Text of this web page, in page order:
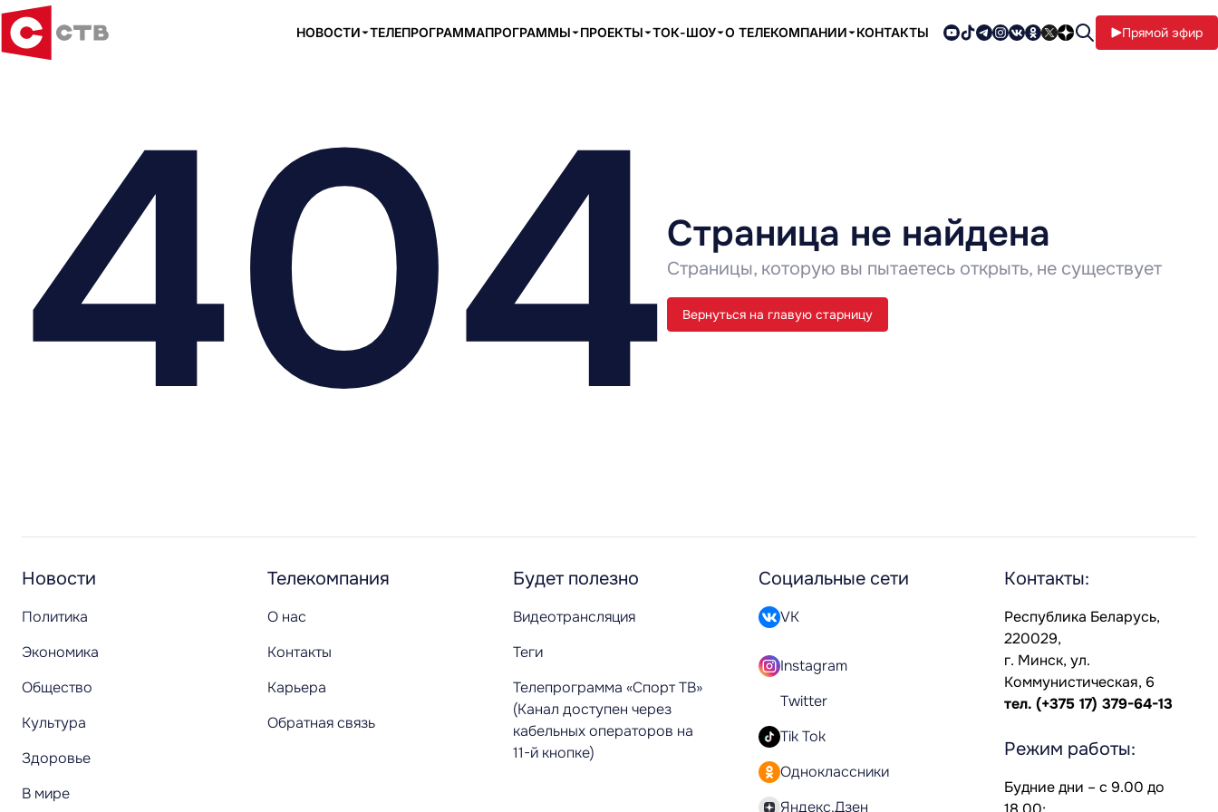
НОВОСТИ ТЕЛЕПРОГРАММАПРОГРАММЫ ПРОЕКТЫ ТОК-ШОУ О ТЕЛЕКОМПАНИИ КОНТАКТЫ Прямой эфир
404 Страница не найдена
Страницы, которую вы пытаетесь открыть, не существует
Вернуться на главую старницу
Новости
Политика
Экономика
Общество
Культура
Здоровье
В мире
Телекомпания
О нас
Контакты
Карьера
Обратная связь
Будет полезно
Видеотрансляция
Теги
Телепрограмма «Спорт ТВ»
(Канал доступен через
кабельных операторов на
11-й кнопке)
Социальные сети
VK
Instagram
Twitter
Tik Tok
Одноклассники
Яндекс.Дзен
Контакты:
Республика Беларусь,
220029,
г. Минск, ул.
Коммунистическая, 6
тел. (+375 17) 379-64-13
Режим работы:
Будние дни – с 9.00 до